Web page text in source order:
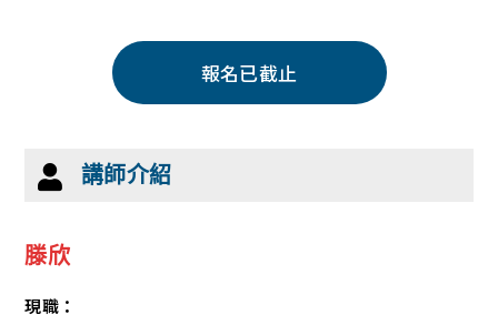
報名已截止
講師介紹
滕欣
現職：